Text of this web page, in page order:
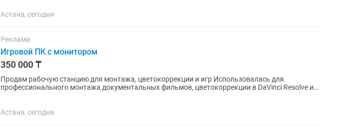
Астана, сегодня
Реклама
Игровой ПК с монитором
350 000 ₸
Продам рабочую станцию для монтажа, цветокоррекции и игр Использовалась для
профессионального монтажа документальных фильмов, цветокоррекции в DaVinci Resolve и
Астана, сегодня